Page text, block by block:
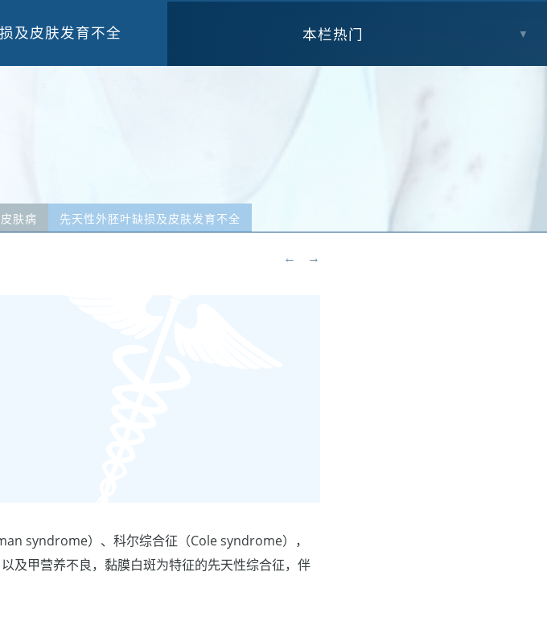
及皮肤发育不全 本栏热门 ▼
肤病 先天性外胚叶缺损及皮肤发育不全
← →
syndrome）、科尔综合征（Cole syndrome），
及甲营养不良，黏膜白斑为特征的先天性综合征，伴